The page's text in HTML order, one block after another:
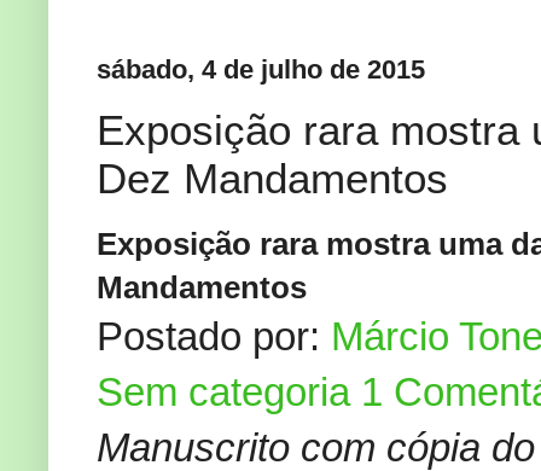
sábado, 4 de julho de 2015
Exposição rara mostra
Dez Mandamentos
Exposição rara mostra uma
Mandamentos
Postado por: Márcio
Sem categoria 1
Manuscrito com cópia